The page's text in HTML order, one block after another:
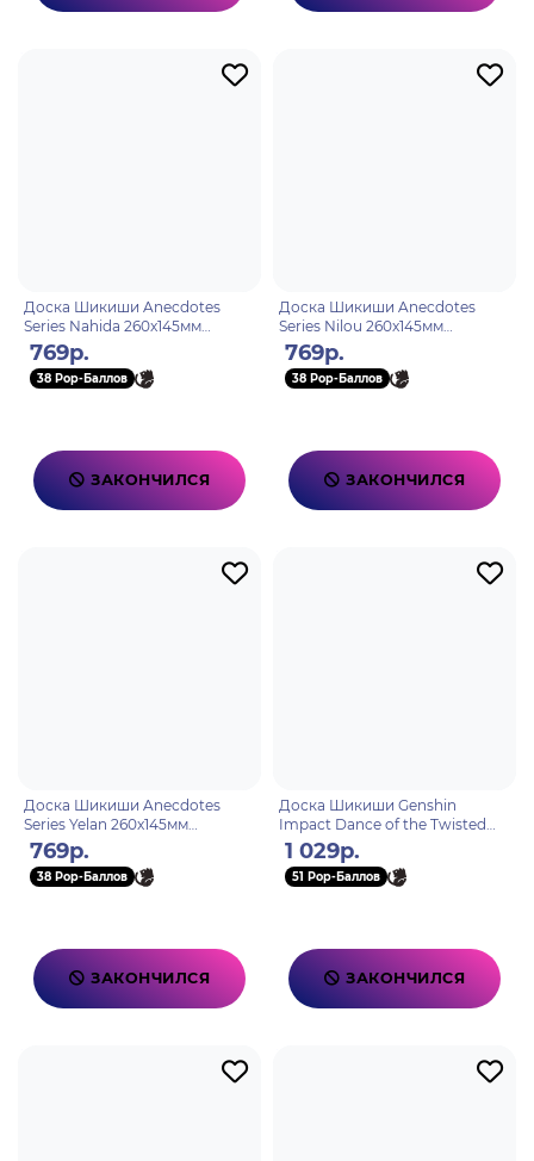
Доска Шикиши Anecdotes
Series Nahida 260x145мм
6976068140818
769р.
38 Pop-Баллов
ЗАКОНЧИЛСЯ
Доска Шикиши Anecdotes
Series Nilou 260x145мм
6976068140825
769р.
38 Pop-Баллов
ЗАКОНЧИЛСЯ
Доска Шикиши Anecdotes
Series Yelan 260x145мм
6976068140795
769р.
38 Pop-Баллов
ЗАКОНЧИЛСЯ
Доска Шикиши Genshin
Impact Dance of the Twisted
Realm Fontaine Funina
6942421104964
1 029р.
51 Pop-Баллов
ЗАКОНЧИЛСЯ